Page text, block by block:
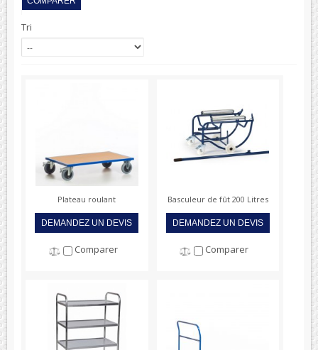
Tri
Plateau roulant
DEMANDEZ UN DEVIS
Comparer
Basculeur de fût 200 Litres
DEMANDEZ UN DEVIS
Comparer